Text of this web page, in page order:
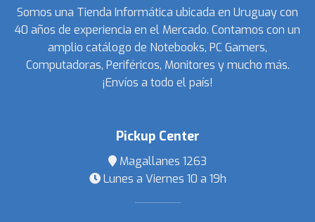
Somos una Tienda Informática ubicada en Uruguay con
40 años de experiencia en el Mercado. Contamos con un
amplio catálogo de Notebooks, PC Gamers,
Computadoras, Periféricos, Monitores y mucho más.
¡Envíos a todo el país!
Pickup Center
Magallanes 1263
Lunes a Viernes 10 a 19h